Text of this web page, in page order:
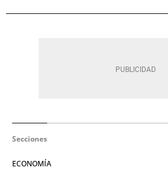
Secciones
ECONOMÍA